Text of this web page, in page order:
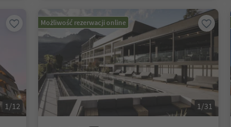
1/12
Możliwość rezerwacji online
1/31